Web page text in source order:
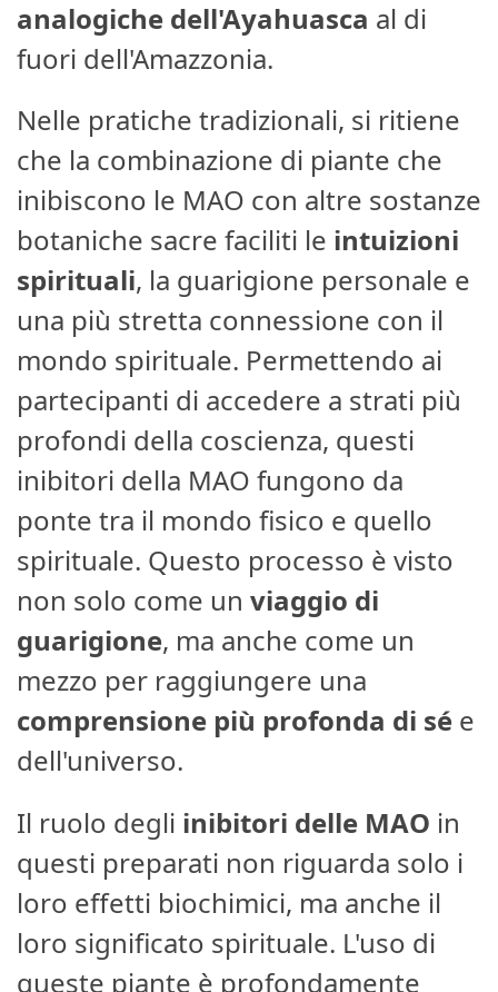
analogiche dell'Ayahuasca al di
fuori dell'Amazzonia.
Nelle pratiche tradizionali, si ritiene
che la combinazione di piante che
inibiscono le MAO con altre sostanze
botaniche sacre faciliti le intuizioni
spirituali, la guarigione personale e
una più stretta connessione con il
mondo spirituale. Permettendo ai
partecipanti di accedere a strati più
profondi della coscienza, questi
inibitori della MAO fungono da
ponte tra il mondo fisico e quello
spirituale. Questo processo è visto
non solo come un viaggio di
guarigione, ma anche come un
mezzo per raggiungere una
comprensione più profonda di sé e
dell'universo.
Il ruolo degli inibitori delle MAO in
questi preparati non riguarda solo i
loro effetti biochimici, ma anche il
loro significato spirituale. L'uso di
queste piante è profondamente